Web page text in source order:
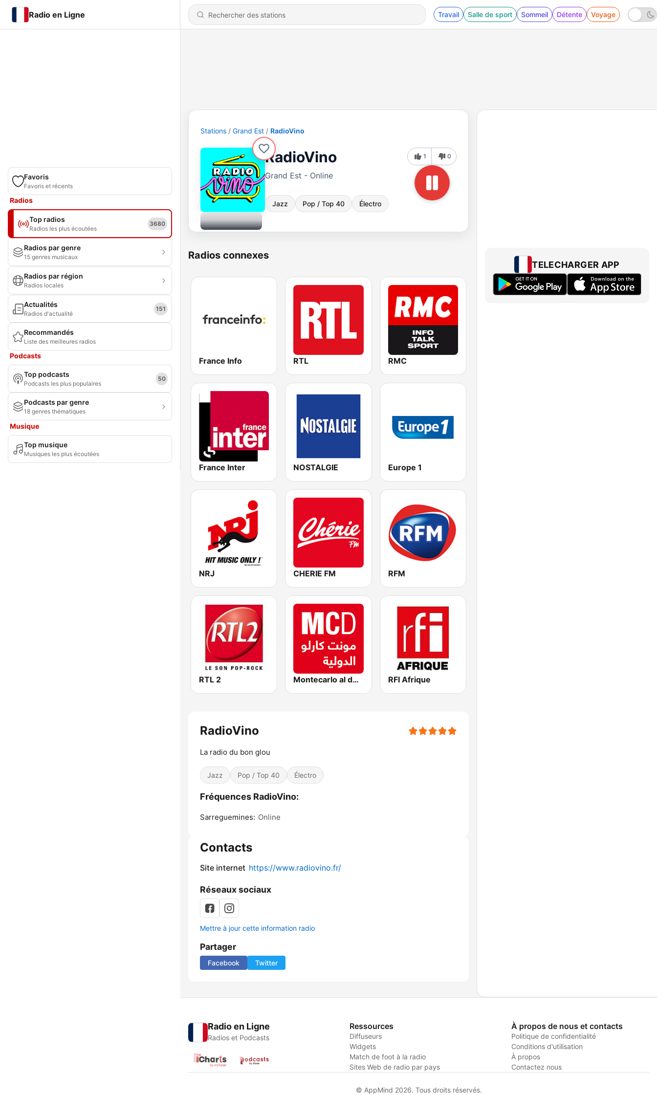
Radio en Ligne Travail Salle de sport Sommeil Détente Voyage
Favoris
Favoris et récents
Radios
Top radios
Radios les plus écoutées
3680
Radios par genre
15 genres musicaux
Radios par région
Radios locales
Actualités
Radios d'actualité
151
Recommandés
Liste des meilleures radios
Podcasts
Top podcasts
Podcasts les plus populaires
50
Podcasts par genre
18 genres thématiques
Musique
Top musique
Musiques les plus écoutées
Stations Grand Est RadioVino
RadioVino
Grand Est - Online
Jazz Pop / Top 40 Électro
1 0
Radios connexes
France Info RTL RMC
France Inter NOSTALGIE Europe 1
NRJ CHERIE FM RFM
RTL 2 Montecarlo al doualiya (مونت كارلو الدولية) RFI Afrique
RadioVino
La radio du bon glou
Jazz Pop / Top 40 Électro
Fréquences RadioVino:
Sarreguemines: Online
Contacts
Site internet https://www.radiovino.fr/
Réseaux sociaux
Mettre à jour cette information radio
Partager
Facebook Twitter
TELECHARGER APP
Radio en Ligne
Radios et Podcasts
Ressources
Diffuseurs
Widgets
Match de foot à la radio
Sites Web de radio par pays
À propos de nous et contacts
Politique de confidentialité
Conditions d'utilisation
À propos
Contactez nous
© AppMind 2026. Tous droits réservés.